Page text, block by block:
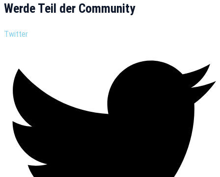
Werde Teil der Community
Twitter